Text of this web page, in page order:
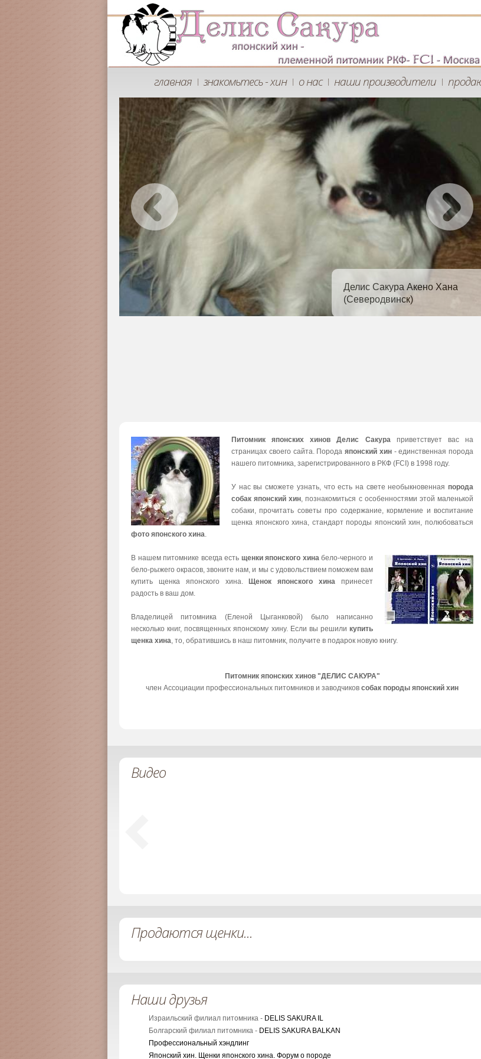
главная | знакомьтесь - хин | о нас | наши производители |
Делис Сакура Акено Хана
(Северодвинск)
Питомник японских хинов Делис Сакура приветствует вас на
страницах своего сайта. Порода японский хин- единственная порода
нашего питомника, зарегистрированного в РКФ (FCI) в 1998 году.
У нас вы сможете узнать, что есть на свете необыкновенная порода
собак японский хин, познакомиться с особенностями этой маленькой
собаки, прочитать советы про содержание, кормление и воспитание
щенка японского хина, стандарт породы японский хин, полюбоваться
фото японского хина.
В нашем питомнике всегда есть щенки японского хинабело-черного и
бело-рыжего окрасов, звоните нам, и мы с удовольствием поможем вам
купить щенка японского хина.
Щенок японского хина принесет
радость в ваш дом.
Владелицей питомника (Еленой Цыганковой) было написанно
несколько книг, посвященных японскому хину. Если вы решили купить
щенка хина, то, обратившись в наш питомник, получите в подарок новую книгу.
Питомник японских хинов "ДЕЛИС САКУРА"
член Ассоциации профессиональных питомников и заводчиков собак породы японский хин
Видео
Продаются щенки...
Наши друзья
Израильский филиал питомника - DELIS SAKURA IL
Болгарский филиал питомника - DELIS SAKURA BALKAN
Профессиональный хэндлинг
Японский хин. Щенки японского хина. Форум о породе